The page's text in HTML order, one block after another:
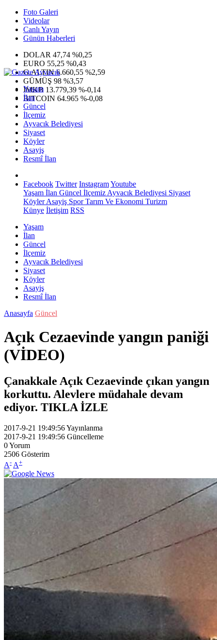
Foto Galeri
Videolar
Canlı Yayın
Günün Haberleri
DOLAR 47,74 %0,25
EURO 55,25 %0,43
G.ALTIN6.660,55 %2,59
GÜMÜŞ 98 %3,57
IMKB 13.779,39 %-0,14
BITCOIN 64.965 %-0,08
Yaşam
İlan
Güncel
İlçemiz
Ayvacık Belediyesi
Siyaset
Köyler
Asayiş
Resmî İlan
Facebook Twitter InstagramYoutube
Yaşam İlan Güncel İlçemiz Ayvacık Belediyesi Siyaset
KöylerAsayiş SporTarım Ve Ekonomi Turizm
Künye İletişim RSS
Yaşam
İlan
Güncel
İlçemiz
Ayvacık Belediyesi
Siyaset
Köyler
Asayiş
Resmî İlan
Anasayfa Güncel
Açık Cezaevinde yangın paniği
(VİDEO)
Çanakkale Açık Cezaevinde çıkan yangın
korkuttu. Alevlere müdahale devam
ediyor. TIKLA İZLE
2017-9-21 19:49:56Yayınlanma
2017-9-21 19:49:56 Güncelleme
0Yorum
2506 Gösterim
A- A+